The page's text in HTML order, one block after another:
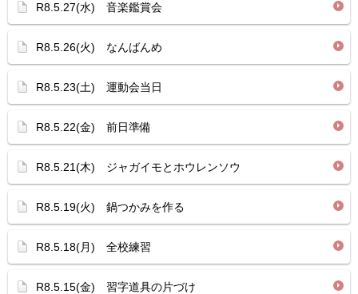
R8.5.27(水) 音楽鑑賞会
R8.5.26(火) なんばんめ
R8.5.23(土) 運動会当日
R8.5.22(金) 前日準備
R8.5.21(木) ジャガイモとホウレンソウ
R8.5.19(火) 鍋つかみを作る
R8.5.18(月) 全校練習
R8.5.15(金) 習字道具の片づけ